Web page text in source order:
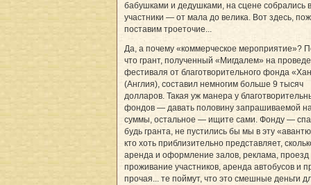
бабушками и дедушками, на сцене собрались
участники — от мала до велика. Вот здесь,
поставим троеточие...
Да, а почему «коммерческое мероприятие»?
что грант, полученный «Мигдалем» на
фестиваля от благотворительного фонда
(Англия), составил немногим больше 9 тысяч
долларов. Такая уж манера у
фондов — давать половину запрашиваемой
суммы, остальное — ищите сами. Фонду —
будь гранта, не пустились бы мы в эту
кто хоть приблизительно представляет,
аренда и оформление залов, реклама, проезд
проживание участников, аренда автобусов и
прочая... те поймут, что это смешные деньги